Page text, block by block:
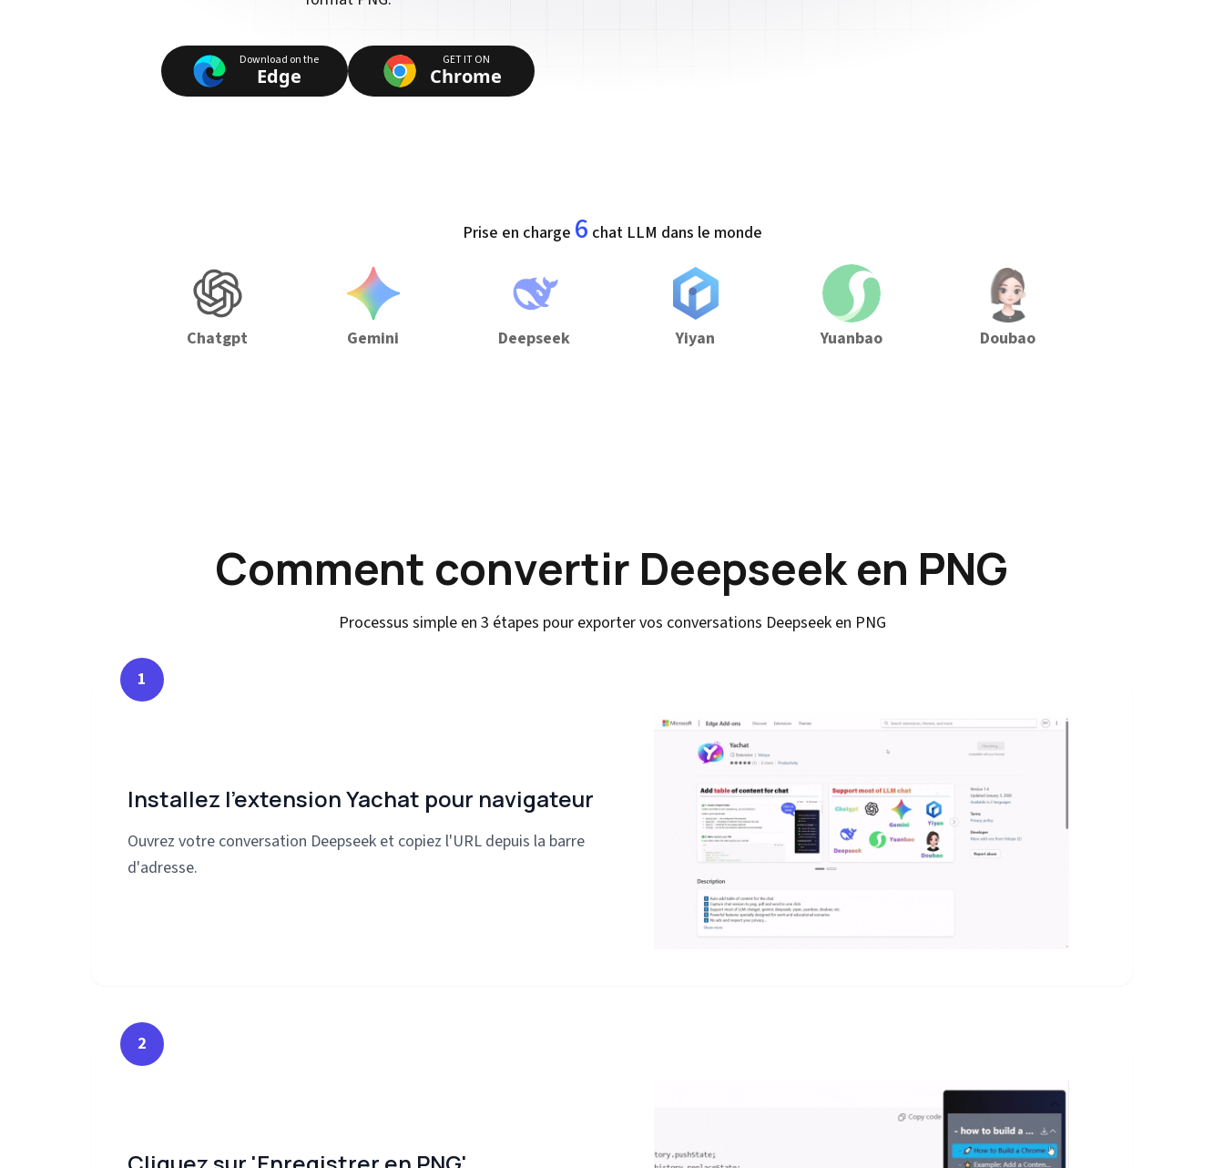
Download on the
Edge
GET IT ON
Chrome
Prise en charge 6 chat LLM dans le monde
Chatgpt Gemini Deepseek Yiyan Yuanbao Doubao
Comment convertir Deepseek en PNG
Processus simple en 3 étapes pour exporter vos conversations Deepseek en PNG
1
Installez l'extension Yachat pour navigateur
Ouvrez votre conversation Deepseek et copiez l'URL depuis la barre
d'adresse.
2